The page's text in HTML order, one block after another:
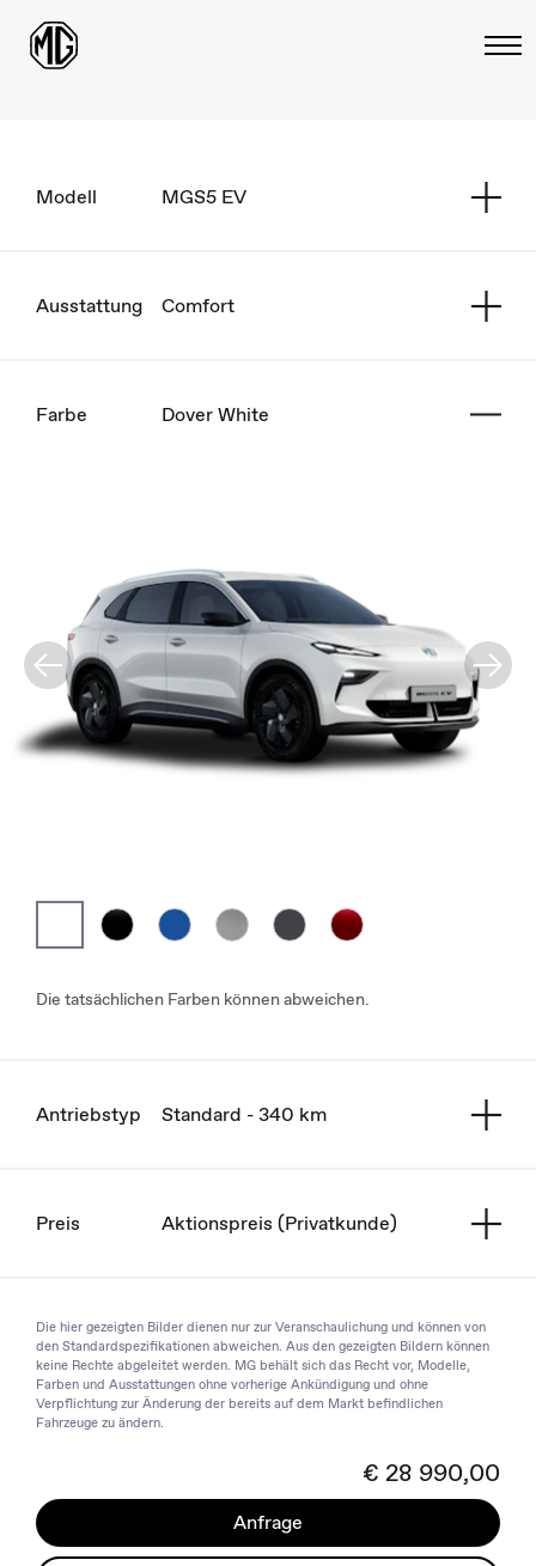
Modell MGS5 EV
Ausstattung Comfort
Farbe Dover White
Die tatsächlichen Farben können abweichen.
Antriebstyp Standard - 340 km
Preis Aktionspreis (Privatkunde)
Die hier gezeigten Bilder dienen nur zur Veranschaulichung und können von
den Standardspezifikationen abweichen. Aus den gezeigten Bildern können
keine Rechte abgeleitet werden. MG behält sich das Recht vor, Modelle,
Farben und Ausstattungen ohne vorherige Ankündigung und ohne
Verpflichtung zur Änderung der bereits auf dem Markt befindlichen
Fahrzeuge zu ändern.
€ 28 990,00
Anfrage